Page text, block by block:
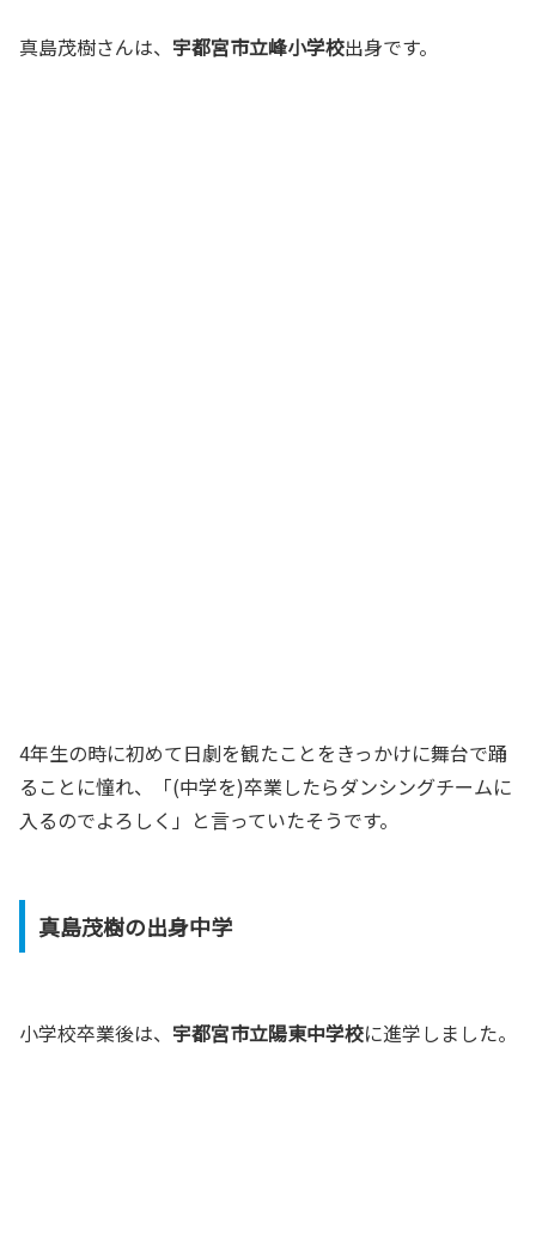
真島茂樹さんは、 宇都宮市立峰小学校出身です。
4年生の時に初めて日劇を観たことをきっかけに舞台で踊
ることに憧れ、「(中学を)卒業したらダンシングチームに
入るのでよろしく」と言っていたそうです。
真島茂樹の出身中学
小学校卒業後は、 宇都宮市立陽東中学校に進学しました。